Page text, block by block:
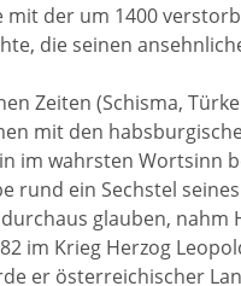
der um 1400
die seinen
Zeiten (Schisma,
mit den
im wahrsten Wortsinn
rund ein Sechstel
glauben, nahm
im Krieg Herzog
er österreichischer